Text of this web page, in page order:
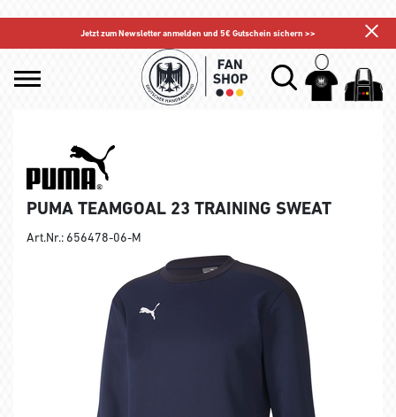
Jetzt zum Newsletter anmelden und 5€ Gutschein sichern >>
PUMA TEAMGOAL 23 TRAINING SWEAT
Art.Nr.: 656478-06-M